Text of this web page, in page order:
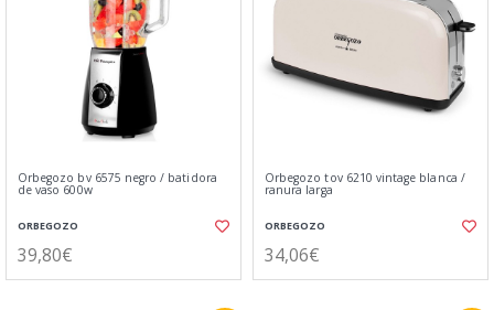
Orbegozo bv 6575 negro / batidora
de vaso 600w
ORBEGOZO
39,80€
Orbegozo tov 6210 vintage blanca /
ranura larga
ORBEGOZO
34,06€